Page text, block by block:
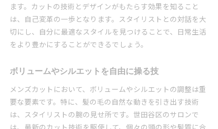
ます。カットの技術とデザインがもたらす効果を知ること
は、自己変革の一歩となります。スタイリストとの対話を大
切にし、自分に最適なスタイルを見つけることで、日常生活
をより豊かにすることができるでしょう。
ボリュームやシルエットを自由に操る技
メンズカットにおいて、ボリュームやシルエットの調整は重
要な要素です。特に、髪の毛の自然な動きを引き出す技術
は、スタイリストの腕の見せ所です。世田谷区のサロンで
は、最新のカット技術を駆使して、個々の頭の形や髪質に合